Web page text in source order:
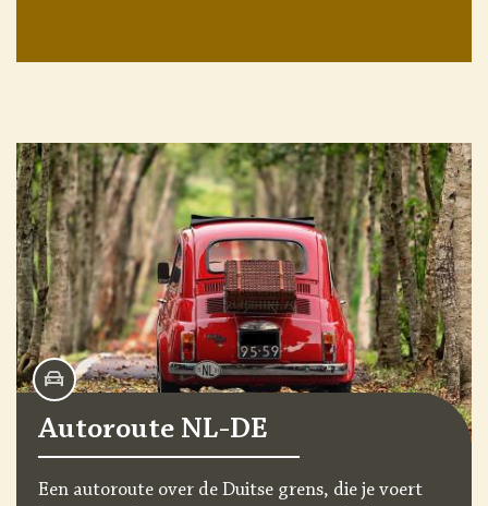
Autoroute NL-DE
Een autoroute over de Duitse grens, die je voert